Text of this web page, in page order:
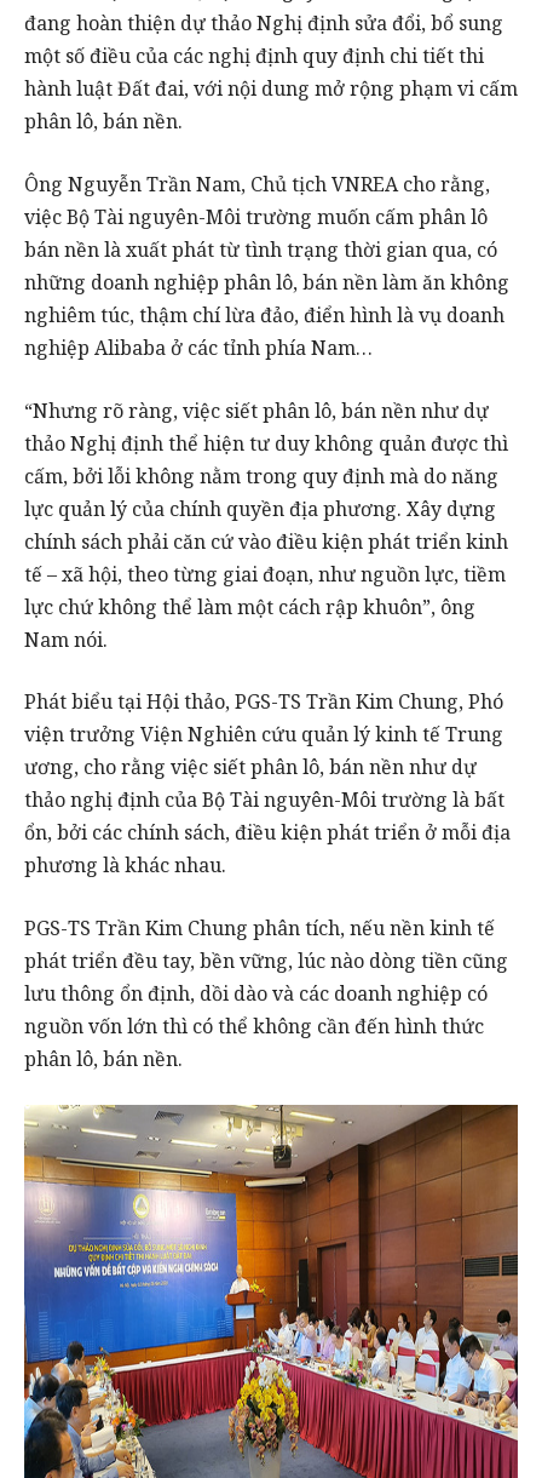
đang hoàn thiện dự thảo Nghị định sửa đổi, bổ sung
một số điều của các nghị định quy định chi tiết thi
hành luật Đất đai, với nội dung mở rộng phạm vi cấm
phân lô, bán nền.
Ông Nguyễn Trần Nam, Chủ tịch VNREA cho rằng,
việc Bộ Tài nguyên-Môi trường muốn cấm phân lô
bán nền là xuất phát từ tình trạng thời gian qua, có
những doanh nghiệp phân lô, bán nền làm ăn không
nghiêm túc, thậm chí lừa đảo, điển hình là vụ doanh
nghiệp Alibaba ở các tỉnh phía Nam…
“Nhưng rõ ràng, việc siết phân lô, bán nền như dự
thảo Nghị định thể hiện tư duy không quản được thì
cấm, bởi lỗi không nằm trong quy định mà do năng
lực quản lý của chính quyền địa phương. Xây dựng
chính sách phải căn cứ vào điều kiện phát triển kinh
tế – xã hội, theo từng giai đoạn, như nguồn lực, tiềm
lực chứ không thể làm một cách rập khuôn”, ông
Nam nói.
Phát biểu tại Hội thảo, PGS-TS Trần Kim Chung, Phó
viện trưởng Viện Nghiên cứu quản lý kinh tế Trung
ương, cho rằng việc siết phân lô, bán nền như dự
thảo nghị định của Bộ Tài nguyên-Môi trường là bất
ổn, bởi các chính sách, điều kiện phát triển ở mỗi địa
phương là khác nhau.
PGS-TS Trần Kim Chung phân tích, nếu nền kinh tế
phát triển đều tay, bền vững, lúc nào dòng tiền cũng
lưu thông ổn định, dồi dào và các doanh nghiệp có
nguồn vốn lớn thì có thể không cần đến hình thức
phân lô, bán nền.